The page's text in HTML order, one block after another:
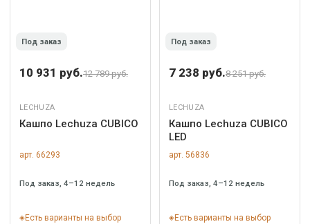
Под заказ
10 931 руб.12 789 руб.
LECHUZA
Кашпо Lechuza CUBICO
арт. 66293
Под заказ, 4–12 недель
Есть варианты на выбор
Под заказ
7 238 руб.8 251 руб.
LECHUZA
Кашпо Lechuza CUBICO
LED
арт. 56836
Под заказ, 4–12 недель
Есть варианты на выбор